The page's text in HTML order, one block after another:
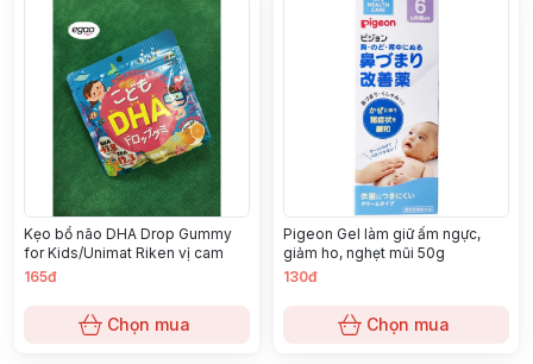
Kẹo bổ não DHA Drop Gummy
for Kids/Unimat Riken vị cam
165đ
Chọn mua
Pigeon Gel làm giữ ấm ngực,
giảm ho, nghẹt mũi 50g
130đ
Chọn mua